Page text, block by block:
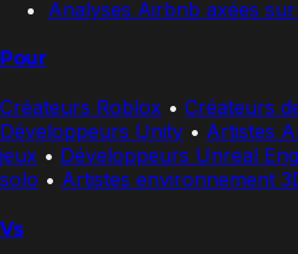
Analyses Airbnb axées
Pour
Créateurs Roblox • Créateurs
Développeurs Unity • Artistes
jeux • Développeurs Unreal
solo • Artistes environnement
Vs